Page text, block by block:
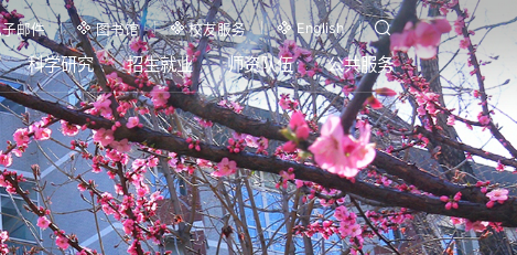
子邮件 图书馆 校友服务 English
科学研究 招生就业 师资队伍 公共服务